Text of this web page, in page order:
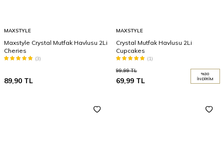
MAXSTYLE
Maxstyle Crystal Mutfak Havlusu 2Li
Cheries
(3)
89,90 TL
MAXSTYLE
Crystal Mutfak Havlusu 2Li
Cupcakes
(1)
99,99TL
69,99 TL
%30
İNDIRIM